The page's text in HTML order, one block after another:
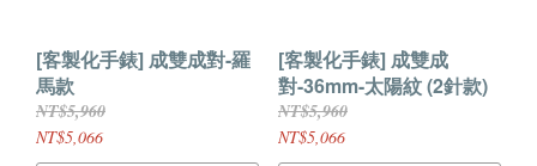
[客製化手錶] 成雙成對-羅
馬款
NT$5,960
NT$5,066
[客製化手錶] 成雙成
對-36mm-太陽紋 (2針款)
NT$5,960
NT$5,066